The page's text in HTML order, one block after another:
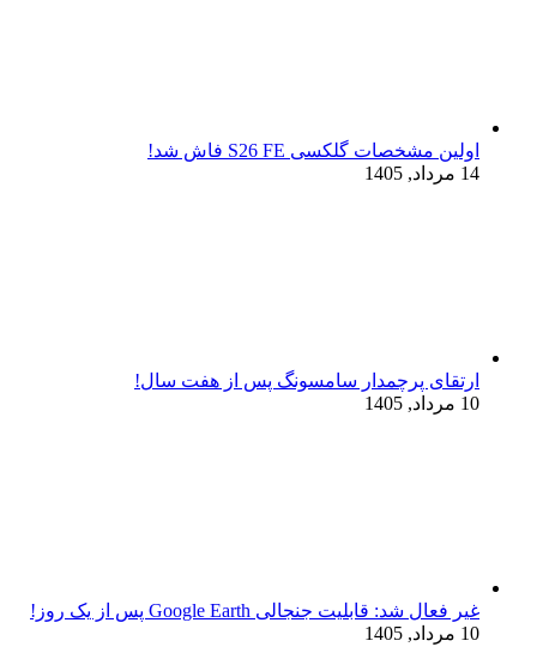
اولین مشخصات گلکسی S26 FE فاش شد!
14 مرداد, 1405
ارتقای پرچمدار سامسونگ پس از هفت سال!
10 مرداد, 1405
غیر فعال شد: قابلیت جنجالی Google Earth پس از یک روز!
10 مرداد, 1405